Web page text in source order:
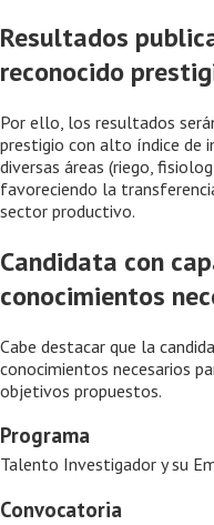
Resultados
reconocido
Por ello, los resultados
prestigio con alto índice de
diversas áreas (riego,
favoreciendo la
sector productivo.
Candidata con
conocimientos
Cabe destacar que la
conocimientos necesarios
objetivos propuestos.
Programa
Talento Investigador y su
Convocatoria